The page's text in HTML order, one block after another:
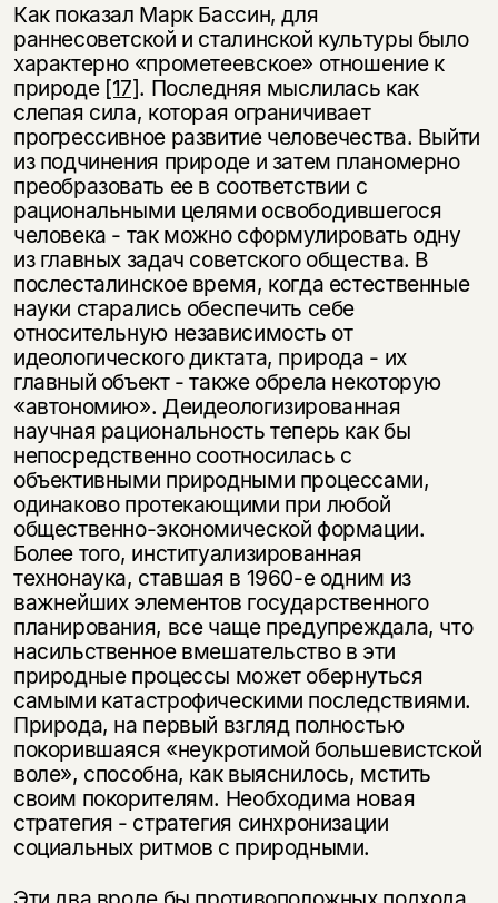
Как показал Марк Бассин, для
раннесоветской и сталинской культуры было
характерно «прометеевское» отношение к
природе [17]. Последняя мыслилась как
слепая сила, которая ограничивает
прогрессивное развитие человечества. Выйти
из подчинения природе и затем планомерно
преобразовать ее в соответствии с
рациональными целями освободившегося
человека - так можно сформулировать одну
из главных задач советского общества. В
послесталинское время, когда естественные
науки старались обеспечить себе
относительную независимость от
идеологического диктата, природа - их
главный объект - также обрела некоторую
«автономию». Деидеологизированная
научная рациональность теперь как бы
непосредственно соотносилась с
объективными природными процессами,
одинаково протекающими при любой
общественно-экономической формации.
Более того, институализированная
технонаука, ставшая в 1960-е одним из
важнейших элементов государственного
планирования, все чаще предупреждала, что
насильственное вмешательство в эти
природные процессы может обернуться
самыми катастрофическими последствиями.
Природа, на первый взгляд полностью
покорившаяся «неукротимой большевистской
воле», способна, как выяснилось, мстить
своим покорителям. Необходима новая
стратегия - стратегия синхронизации
социальных ритмов с природными.